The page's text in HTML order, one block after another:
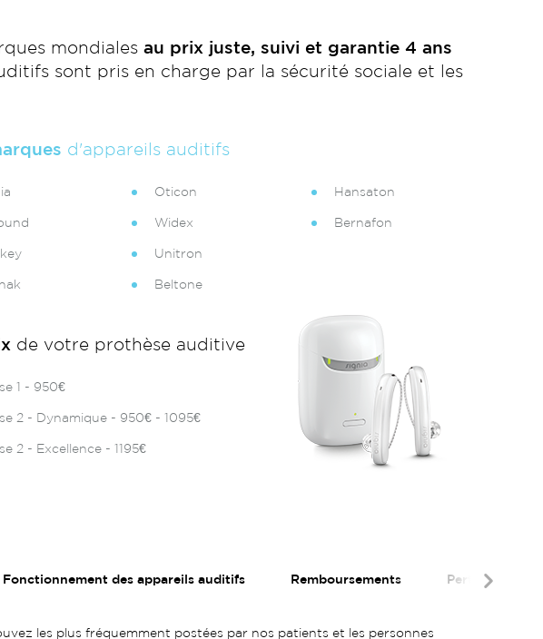
mondiales au prix juste, suivi et garantie 4 ans
sont pris en charge par la sécurité sociale et les
d'appareils auditifs
Oticon
Widex
Unitron
Beltone
Hansaton
Bernafon
de votre prothèse auditive
1 - 950€
2 - Dynamique - 950€ - 1095€
2 - Excellence - 1195€
Fonctionnement des appareils auditifs Remboursements Perte auditive
les plus fréquemment postées par nos patients et les personnes